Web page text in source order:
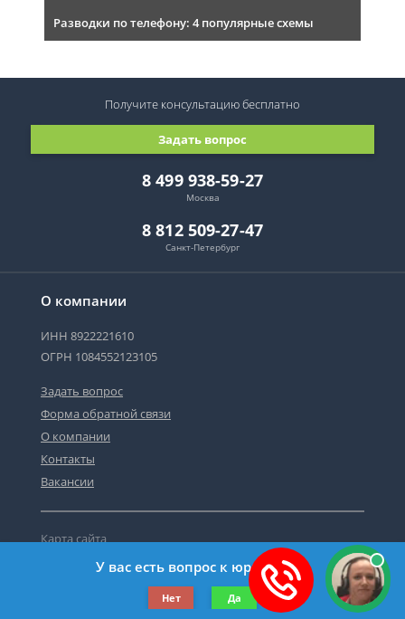
Разводки по телефону: 4 популярные схемы
О компании
ИНН 8922221610
ОГРН 1084552123105
Задать вопрос
Форма обратной связи
О компании
Контакты
Вакансии
©2019-2026 Все права защищены.
Карта сайта
Политика персональных данных
8 499 938-59-27
Москва
8 812 509-27-47
Санкт-Петербург
Задать вопрос
Получите консультациюбесплатно
У вас есть вопрос к юристу?
Нет Да